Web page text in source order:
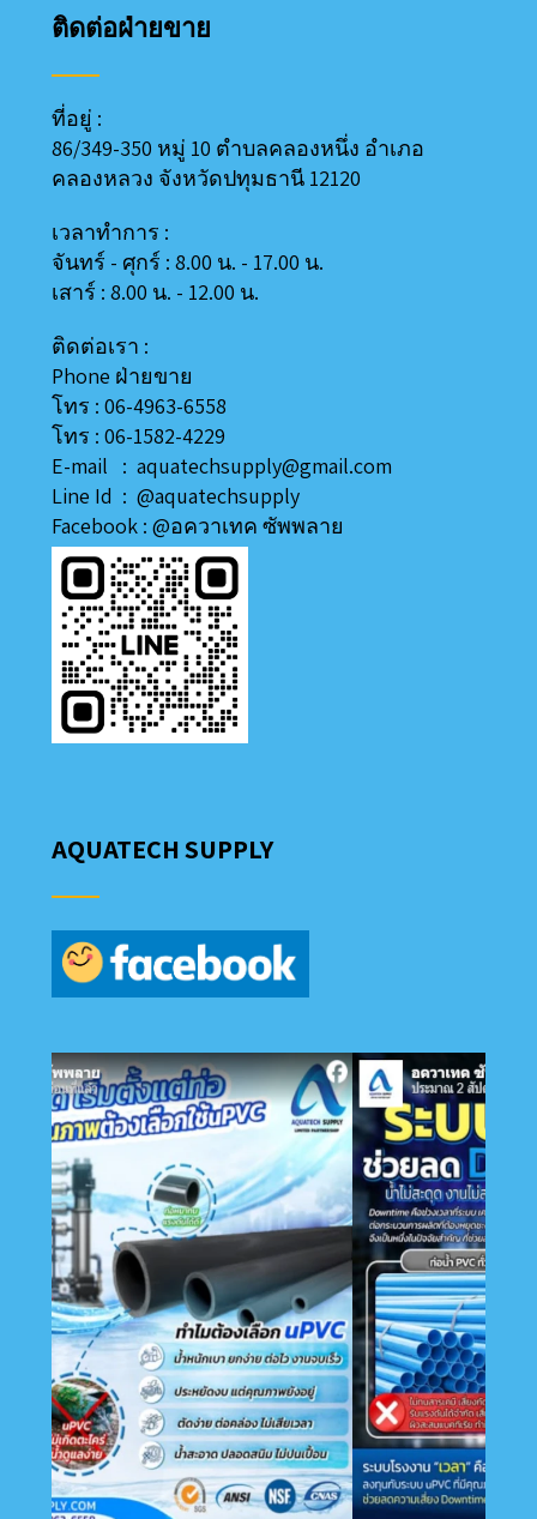
ติดต่อฝ่ายขาย
ที่อยู่ :
86/349-350 หมู่ 10 ตำบลคลองหนึ่ง อำเภอ
คลองหลวง จังหวัดปทุมธานี 12120
เวลาทำการ :
จันทร์ - ศุกร์ : 8.00 น. - 17.00 น.
เสาร์ : 8.00 น. - 12.00 น.
ติดต่อเรา :
Phone ฝ่ายขาย
โทร : 06-4963-6558
โทร : 06-1582-4229
E-mail : aquatechsupply@gmail.com
Line Id :@aquatechsupply
Facebook :@อควาเทค ซัพพลาย
AQUATECH SUPPLY